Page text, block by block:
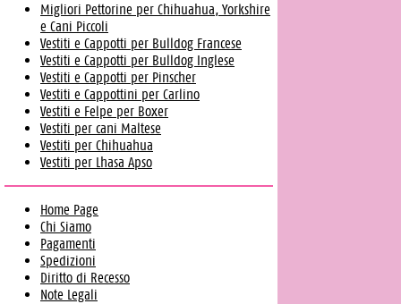
Migliori Pettorine per Chihuahua, Yorkshire
e Cani Piccoli
Vestiti e Cappotti per Bulldog Francese
Vestiti e Cappotti per Bulldog Inglese
Vestiti e Cappotti per Pinscher
Vestiti e Cappottini per Carlino
Vestiti e Felpe per Boxer
Vestiti per cani Maltese
Vestiti per Chihuahua
Vestiti per Lhasa Apso
Home Page
Chi Siamo
Pagamenti
Spedizioni
Diritto di Recesso
Note Legali